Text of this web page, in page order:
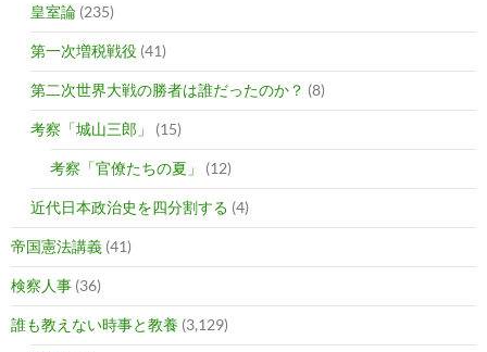
皇室論 (235)
第一次増税戦役 (41)
第二次世界大戦の勝者は誰だったのか？ (8)
考察「城山三郎」 (15)
考察「官僚たちの夏」 (12)
近代日本政治史を四分割する (4)
帝国憲法講義 (41)
検察人事 (36)
誰も教えない時事と教養 (3,129)